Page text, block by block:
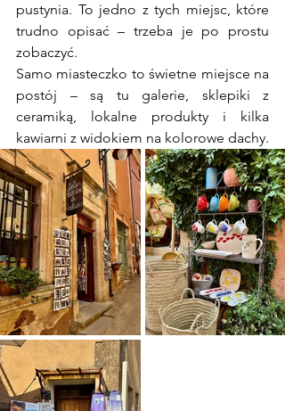
pustynia. To jedno z tych miejsc, które
trudno opisać – trzeba je po prostu
zobaczyć.
Samo miasteczko to świetne miejsce na
postój – są tu galerie, sklepiki z
ceramiką, lokalne produkty i kilka
kawiarni z widokiem na kolorowe dachy.